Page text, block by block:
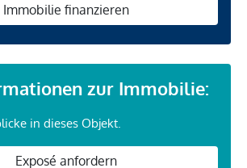
Immobilie finanzieren
zur Immobilie:
in dieses Objekt.
Exposé anfordern